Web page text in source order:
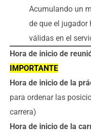
Acumulando un
de que el
válidas en el
Hora de inicio de
IMPORTANTE
Hora de inicio de la
para ordenar las
carrera)
Hora de inicio de la